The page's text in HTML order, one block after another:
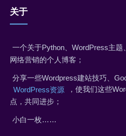
关于
一个关于Python、WordPress主题、
网络营销的个人博客；
分享一些Wordpress建站技巧、
WordPress资源
，使我们这些
点，共同进步；
小白一枚……